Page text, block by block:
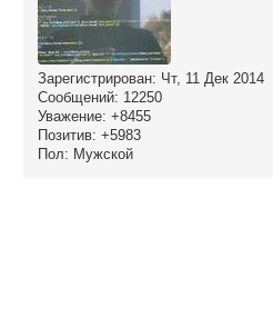
Зарегистрирован: Чт, 11 Дек 2014
Сообщений: 12250
Уважение: +8455
Позитив: +5983
Пол: Мужской